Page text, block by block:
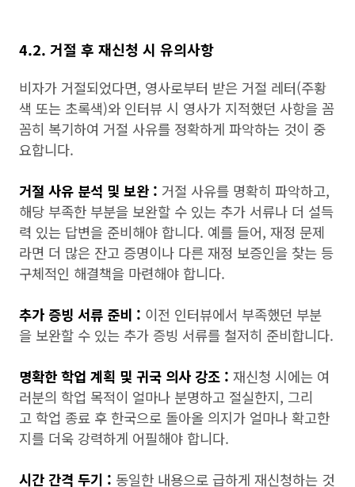
4.2. 거절 후 재신청 시 유의사항
비자가 거절되었다면, 영사로부터 받은 거절 레터(주황
색 또는 초록색)와 인터뷰 시 영사가 지적했던 사항을 꼼
꼼히 복기하여 거절 사유를 정확하게 파악하는 것이 중
요합니다.
거절 사유 분석 및 보완 : 거절 사유를 명확히 파악하고,
해당 부족한 부분을 보완할 수 있는 추가 서류나 더 설득
력 있는 답변을 준비해야 합니다. 예를 들어, 재정 문제
라면 더 많은 잔고 증명이나 다른 재정 보증인을 찾는 등
구체적인 해결책을 마련해야 합니다.
추가 증빙 서류 준비 : 이전 인터뷰에서 부족했던 부분
을 보완할 수 있는 추가 증빙 서류를 철저히 준비합니다.
명확한 학업 계획 및 귀국 의사 강조 : 재신청 시에는 여
러분의 학업 목적이 얼마나 분명하고 절실한지, 그리
고 학업 종료 후 한국으로 돌아올 의지가 얼마나 확고한
지를 더욱 강력하게 어필해야 합니다.
시간 간격 두기 : 동일한 내용으로 급하게 재신청하는 것